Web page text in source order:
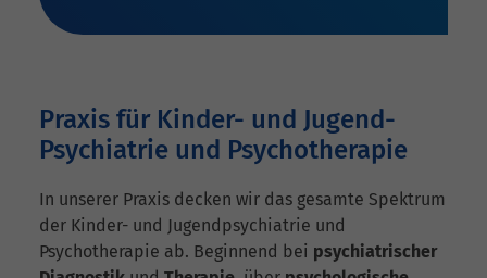
Praxis für Kinder- und Jugend-
Psychiatrie und Psychotherapie
In unserer Praxis decken wir das gesamte Spektrum
der Kinder- und Jugendpsychiatrie und
Psychotherapie ab. Beginnend bei psychiatrischer